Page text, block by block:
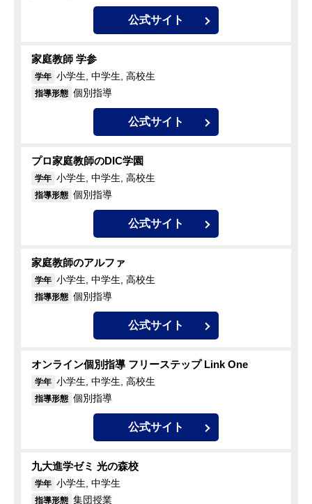
公式サイト
家庭教師 学参
学年 小学生, 中学生, 高校生
指導形態 個別指導
公式サイト
プロ家庭教師のDIC学園
学年 小学生, 中学生, 高校生
指導形態 個別指導
公式サイト
家庭教師のアルファ
学年 小学生, 中学生, 高校生
指導形態 個別指導
公式サイト
オンライン個別指導 フリーステップ Link One
学年 小学生, 中学生, 高校生
指導形態 個別指導
公式サイト
九大進学ゼミ 光の森校
学年 小学生, 中学生
指導形態 集団授業